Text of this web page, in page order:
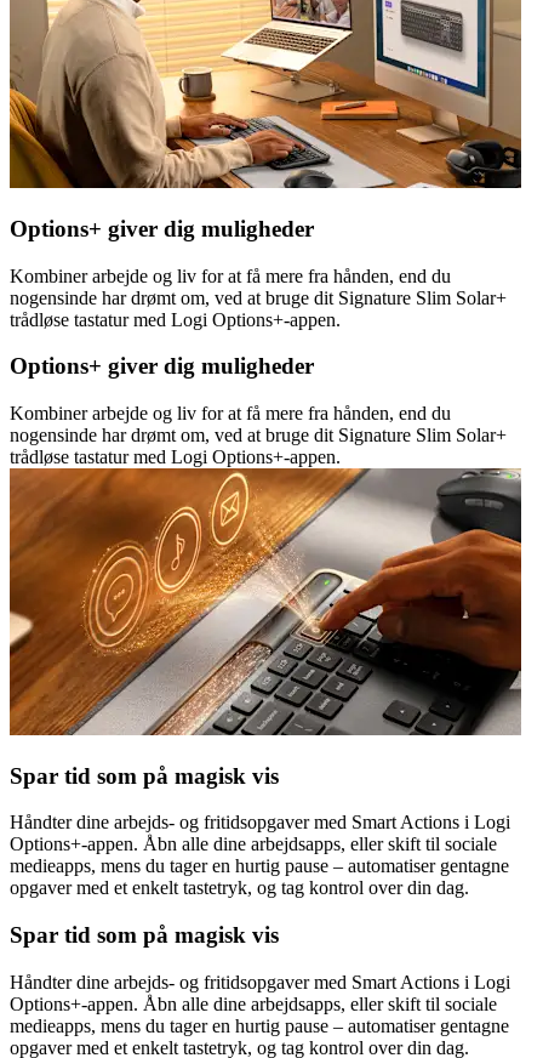
Options+ giver dig muligheder
Kombiner arbejde og liv for at få mere fra hånden, end du
nogensinde har drømt om, ved at bruge dit Signature Slim Solar+
trådløse tastatur med Logi Options+-appen.
Options+ giver dig muligheder
Kombiner arbejde og liv for at få mere fra hånden, end du
nogensinde har drømt om, ved at bruge dit Signature Slim Solar+
trådløse tastatur med Logi Options+-appen.
Spar tid som på magisk vis
Håndter dine arbejds- og fritidsopgaver med Smart Actions i Logi
Options+-appen. Åbn alle dine arbejdsapps, eller skift til sociale
medieapps, mens du tager en hurtig pause – automatiser gentagne
opgaver med et enkelt tastetryk, og tag kontrol over din dag.
Spar tid som på magisk vis
Håndter dine arbejds- og fritidsopgaver med Smart Actions i Logi
Options+-appen. Åbn alle dine arbejdsapps, eller skift til sociale
medieapps, mens du tager en hurtig pause – automatiser gentagne
opgaver med et enkelt tastetryk, og tag kontrol over din dag.